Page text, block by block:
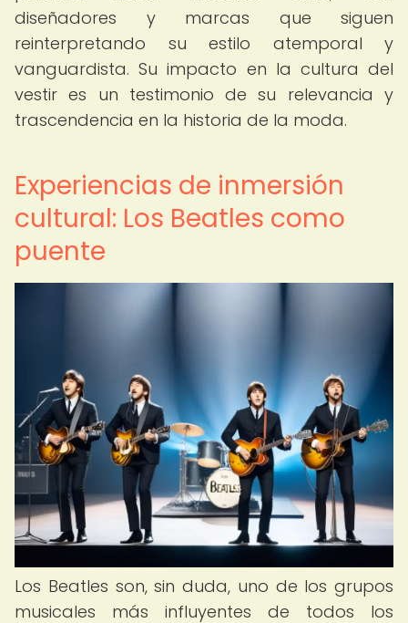
diseñadores y marcas que siguen
reinterpretando su estilo atemporal y
vanguardista. Su impacto en la cultura del
vestir es un testimonio de su relevancia y
trascendencia en la historia de la moda.
Experiencias de inmersión
cultural: Los Beatles como
puente
Los Beatles son, sin duda, uno de los grupos
musicales más influyentes de todos los